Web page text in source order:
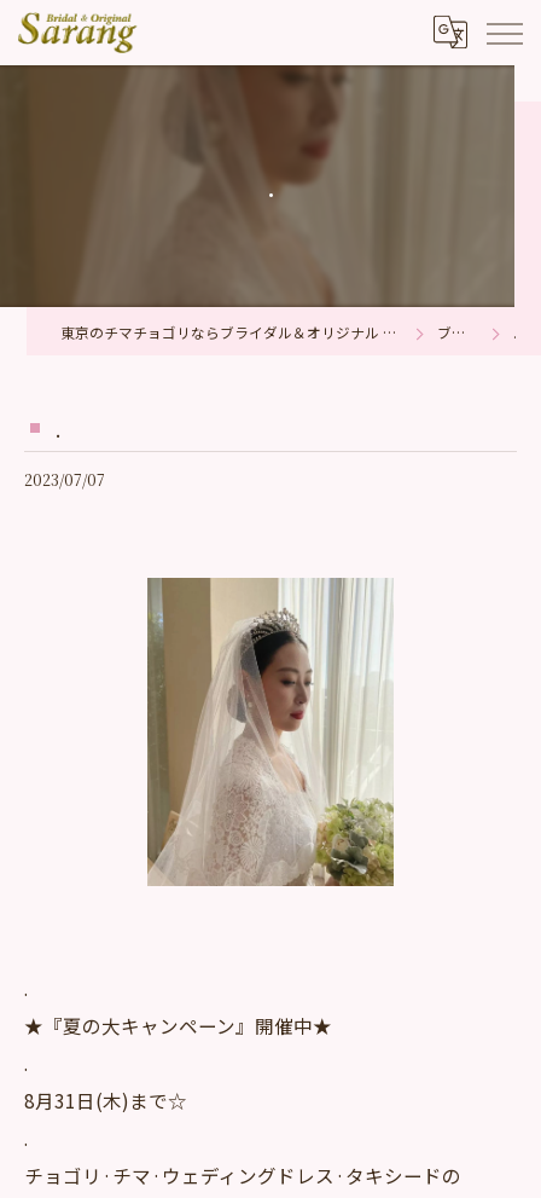
.
東京のチマチョゴリならブライダル＆オリジナル サラン ブログ .
.
2023/07/07
.
★『夏の大キャンペーン』開催中★
.
8月31日(木)まで☆
.
チョゴリ·チマ·ウェディングドレス·タキシードの